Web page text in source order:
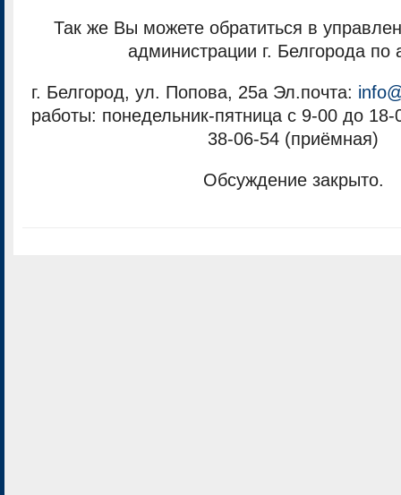
Так же Вы можете обратиться в
администрации г. Белгорода по
г. Белгород, ул. Попова, 25а Эл.почта:
работы: понедельник-пятница с 9-00 до
38-06-54 (приёмная)
Обсуждение закрыто.